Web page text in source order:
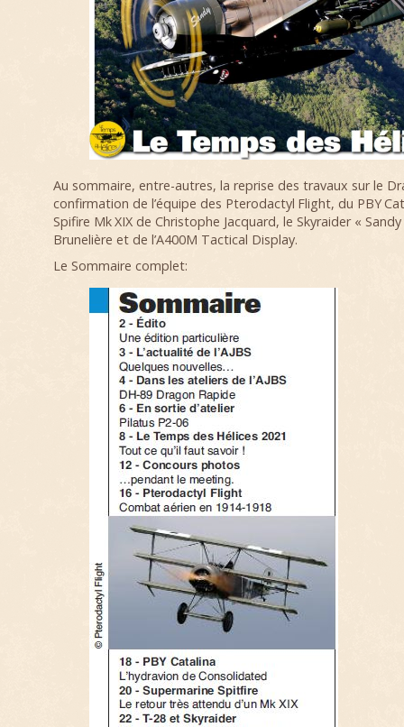
Au sommaire, entre-autres, la reprise des travaux sur le
confirmation de l’équipe des Pterodactyl Flight, du PBY
Spifire Mk XIX de Christophe Jacquard, le Skyraider «
Brunelière et de l’A400M Tactical Display.
Le Sommaire complet: